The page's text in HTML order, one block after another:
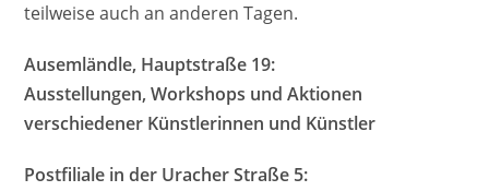
teilweise auch an anderen Tagen.
Ausemländle, Hauptstraße 19:
Ausstellungen, Workshops und Aktionen
verschiedener Künstlerinnen und Künstler
Postfiliale in der Uracher Straße 5: